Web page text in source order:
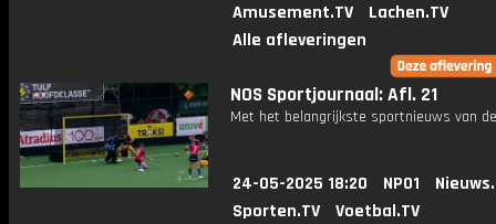
Amusement.TV
Lachen.TV
Alle afleveringen
NOS Sportjournaal: Afl. 21
Met het belangrijkste sportnieuws van
24-05-2025 18:20 NPO1
Sporten.TV
Voetbal.TV